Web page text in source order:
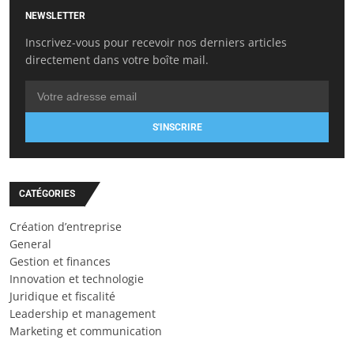
NEWSLETTER
Inscrivez-vous pour recevoir nos derniers articles
directement dans votre boîte mail.
S'INSCRIRE
CATÉGORIES
Création d’entreprise
General
Gestion et finances
Innovation et technologie
Juridique et fiscalité
Leadership et management
Marketing et communication